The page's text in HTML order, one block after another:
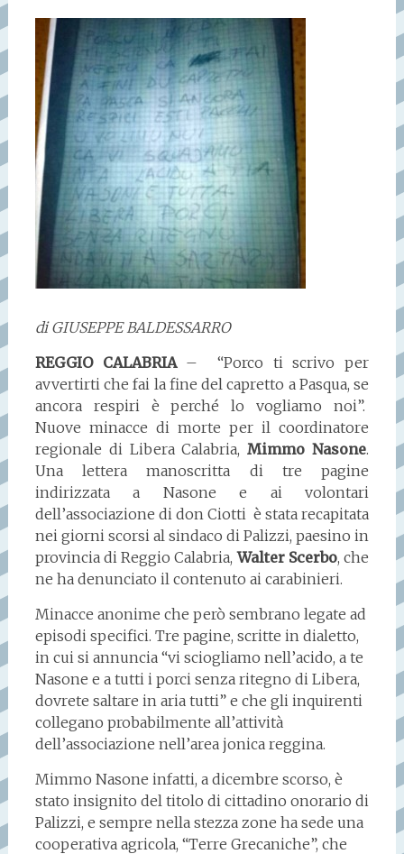
di GIUSEPPE BALDESSARRO
REGGIO CALABRIA– “Porco ti scrivo per
avvertirti che fai la fine del capretto a Pasqua, se
ancora respiri è perché lo vogliamo noi”.
Nuove minacce di morte per il coordinatore
regionale di Libera Calabria,Mimmo Nasone.
Una lettera manoscritta di tre pagine
indirizzata a Nasone e ai volontari
dell’associazione di don Ciotti è stata recapitata
nei giorni scorsi al sindaco di Palizzi, paesino in
provincia di Reggio Calabria,Walter Scerbo, che
ne ha denunciato il contenuto ai carabinieri.
Minacce anonime che però sembrano legate ad
episodi specifici. Tre pagine, scritte in dialetto,
in cui si annuncia “vi sciogliamo nell’acido, a te
Nasone e a tutti i porci senza ritegno di Libera,
dovrete saltare in aria tutti” e che gli inquirenti
collegano probabilmente all’attività
dell’associazione nell’area jonica reggina.
Mimmo Nasone infatti, a dicembre scorso, è
stato insignito del titolo di cittadino onorario di
Palizzi, e sempre nella stezza zone ha sede una
cooperativa agricola, “Terre Grecaniche”, che